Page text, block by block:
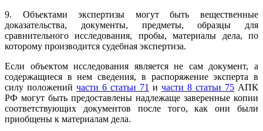
9. Объектами экспертизы могут быть вещественные
доказательства, документы, предметы, образцы для
сравнительного исследования, пробы, материалы дела, по
которому производится судебная экспертиза.
Если объектом исследования является не сам документ, а
содержащиеся в нем сведения, в распоряжение эксперта в
силу положений части 6 статьи 71 и части 8 статьи 75 АПК
РФ могут быть предоставлены надлежаще заверенные копии
соответствующих документов после того, как они были
приобщены к материалам дела.